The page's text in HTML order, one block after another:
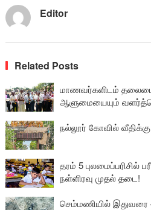
Editor
Related Posts
மாணவர்களிடம்
ஆளுமையையும்
நல்லூர் கோவில் வீதிக்கு
தரம் 5 புலமைப்பரிசில்
நள்ளிரவு முதல் தடை!
செம்மணியில் இதுவரை